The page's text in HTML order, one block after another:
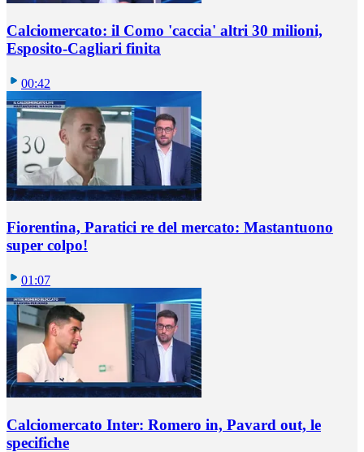
Calciomercato: il Como 'caccia' altri 30 milioni,
Esposito-Cagliari finita
00:42
Fiorentina, Paratici re del mercato: Mastantuono
super colpo!
01:07
Calciomercato Inter: Romero in, Pavard out, le
specifiche